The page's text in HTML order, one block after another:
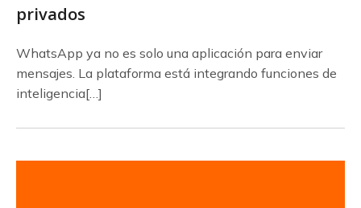
privados
WhatsApp ya no es solo una aplicación para enviar
mensajes. La plataforma está integrando funciones de
inteligencia[…]